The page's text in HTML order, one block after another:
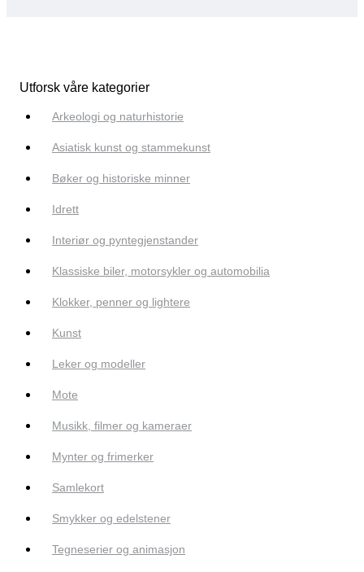
Utforsk våre kategorier
Arkeologi og naturhistorie
Asiatisk kunst og stammekunst
Bøker og historiske minner
Idrett
Interiør og pyntegjenstander
Klassiske biler, motorsykler og automobilia
Klokker, penner og lightere
Kunst
Leker og modeller
Mote
Musikk, filmer og kameraer
Mynter og frimerker
Samlekort
Smykker og edelstener
Tegneserier og animasjon